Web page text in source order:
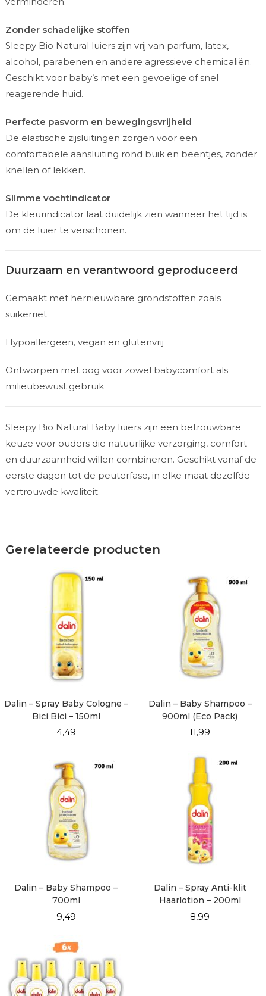
Zonder schadelijke stoffen
Sleepy Bio Natural luiers zijn vrij van parfum, latex,
alcohol, parabenen en andere agressieve chemicaliën.
Geschikt voor baby’s met een gevoelige of snel
reagerende huid.
Perfecte pasvorm en bewegingsvrijheid
De elastische zijsluitingen zorgen voor een
comfortabele aansluiting rond buik en beentjes, zonder
knellen of lekken.
Slimme vochtindicator
De kleurindicator laat duidelijk zien wanneer het tijd is
om de luier te verschonen.
Duurzaam en verantwoord geproduceerd
Gemaakt met hernieuwbare grondstoffen zoals
suikerriet
Hypoallergeen, vegan en glutenvrij
Ontworpen met oog voor zowel babycomfort als
milieubewust gebruik
Sleepy Bio Natural Baby luiers zijn een betrouwbare
keuze voor ouders die natuurlijke verzorging, comfort
en duurzaamheid willen combineren. Geschikt vanaf de
eerste dagen tot de peuterfase, in elke maat dezelfde
vertrouwde kwaliteit.
Gerelateerde producten
Dalin – Spray Baby Cologne –
Bici Bici – 150ml
4,49
Dalin – Baby Shampoo –
900ml (Eco Pack)
11,99
Dalin – Baby Shampoo –
700ml
9,49
Dalin – Spray Anti-klit
Haarlotion – 200ml
8,99